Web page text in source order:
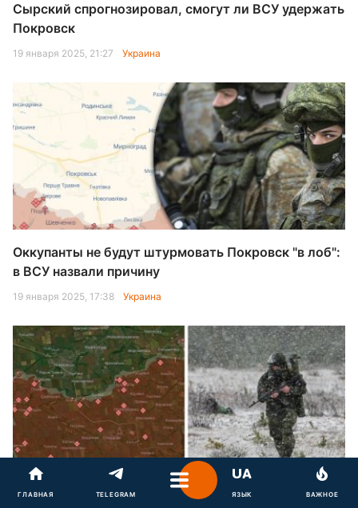
Сырский спрогнозировал, смогут ли ВСУ удержать
Покровск
19 января 2025, 21:27 Украина
Оккупанты не будут штурмовать Покровск "в лоб":
в ВСУ назвали причину
19 января 2025, 17:38 Украина
Войска РФ пытаются обойти Покровск: нардеп
ГЛАВНАЯ TELEGRAM ЯЗЫК ВАЖНОЕ